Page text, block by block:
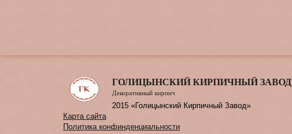
ГОЛИЦЫНСКИЙ КИРПИЧНЫЙ ЗАВОД
Декоративный кирпич
2015 «Голицынский Кирпичный Завод»
Карта сайта
Политика конфинденциальности